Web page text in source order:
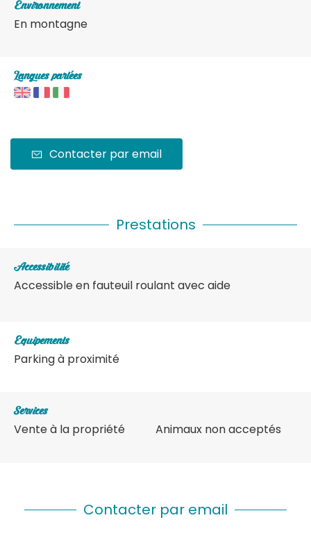
Environnement
En montagne
Langues parlées
Contacter par email
Prestations
Accessibilité
Accessible en fauteuil roulant avec aide
Equipements
Parking à proximité
Services
Vente à la propriété Animaux non acceptés
Contacter par email